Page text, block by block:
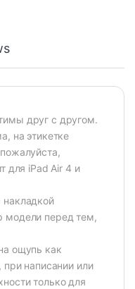
друг с другом.
на этикетке
для iPad Air 4 и
накладкой
модели перед тем,
ощупь как
при написании или
только для